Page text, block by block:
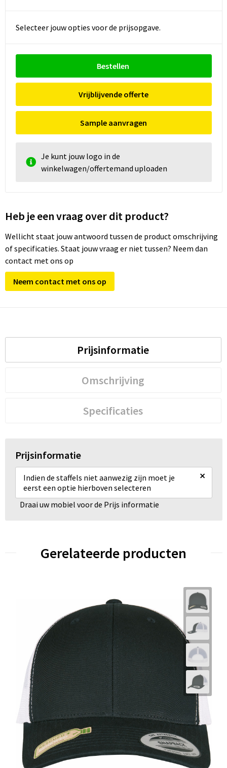
Selecteer jouw opties voor de prijsopgave.
Bestellen
Vrijblijvende offerte
Sample aanvragen
Je kunt jouw logo in de
winkelwagen/offertemand uploaden
Heb je een vraag over dit product?
Wellicht staat jouw antwoord tussen de product omschrijving
of specificaties. Staat jouw vraag er niet tussen? Neem dan
contact met ons op
Neem contact met ons op
Prijsinformatie
Omschrijving
Specificaties
Prijsinformatie
Indien de staffels niet aanwezig zijn moet je
eerst een optie hierboven selecteren
×
Draai uw mobiel voor de Prijs informatie
Gerelateerde producten